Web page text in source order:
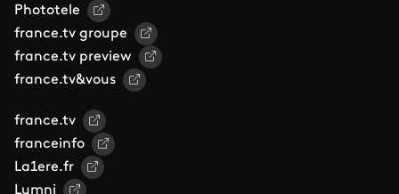
Phototele
france.tv groupe
france.tv preview
france.tv&vous
france.tv
franceinfo
La1ere.fr
Lumni